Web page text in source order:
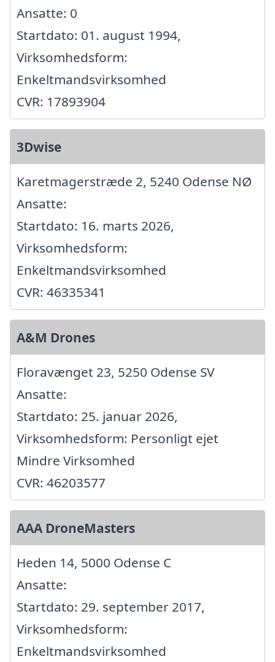
Ansatte: 0
Startdato: 01. august 1994,
Virksomhedsform:
Enkeltmandsvirksomhed
CVR: 17893904
3Dwise
Karetmagerstræde 2, 5240 Odense NØ
Ansatte:
Startdato: 16. marts 2026,
Virksomhedsform:
Enkeltmandsvirksomhed
CVR: 46335341
A&M Drones
Floravænget 23, 5250 Odense SV
Ansatte:
Startdato: 25. januar 2026,
Virksomhedsform: Personligt ejet
Mindre Virksomhed
CVR: 46203577
AAA DroneMasters
Heden 14, 5000 Odense C
Ansatte:
Startdato: 29. september 2017,
Virksomhedsform:
Enkeltmandsvirksomhed